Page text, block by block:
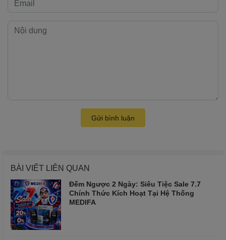
Gửi bình luận
BÀI VIẾT LIÊN QUAN
Đếm Ngược 2 Ngày: Siêu Tiệc Sale 7.7
Chính Thức Kích Hoạt Tại Hệ Thống
MEDIFA